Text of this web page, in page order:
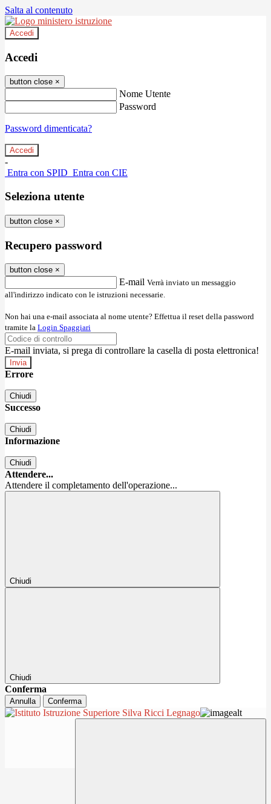
Salta al contenuto
Accedi
Accedi
button close ×
Nome Utente
Password
Password dimenticata?
-
Entra con SPID Entra con CIE
Seleziona utente
button close ×
Recupero password
button close ×
E-mail Verrà inviato un messaggio
all'indirizzo indicato con le istruzioni necessarie.
Non hai una e-mail associata al nome utente? Effettua il reset della password
tramite la Login Spaggiari
E-mail inviata, si prega di controllare la casella di posta elettronica!
Errore
Chiudi
Successo
Chiudi
Informazione
Chiudi
Attendere...
Attendere il completamento dell'operazione...
Chiudi
Chiudi
Conferma
Annulla Conferma